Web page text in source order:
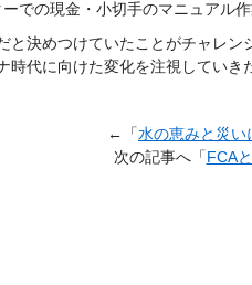
ーでの現金・小切手のマニュアル
と決めつけていたことがチャレ
時代に向けた変化を注視していき
←「水の恵みと災い
次の記事へ「FCA